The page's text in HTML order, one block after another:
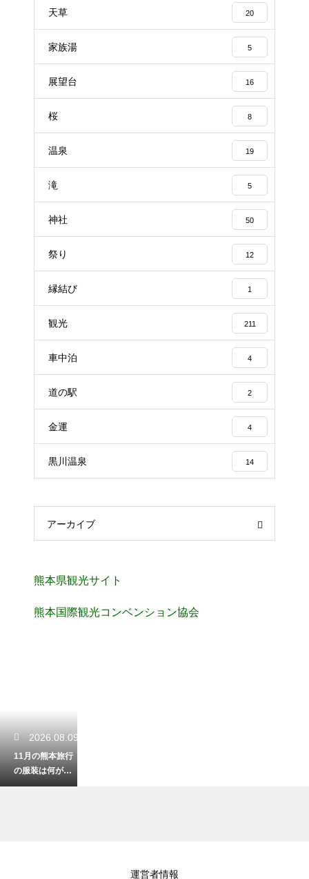
天草 20
家族湯 5
展望台 16
桜 8
温泉 19
滝 5
神社 50
祭り 12
縁結び 1
観光 211
車中泊 4
道の駅 2
金運 4
黒川温泉 14
アーカイブ
熊本県観光サイト
熊本国際観光コンベンション協会
2026.08.09
11月の熊本旅行
の服装は何がお
すすめ？秋の深
運営者情報